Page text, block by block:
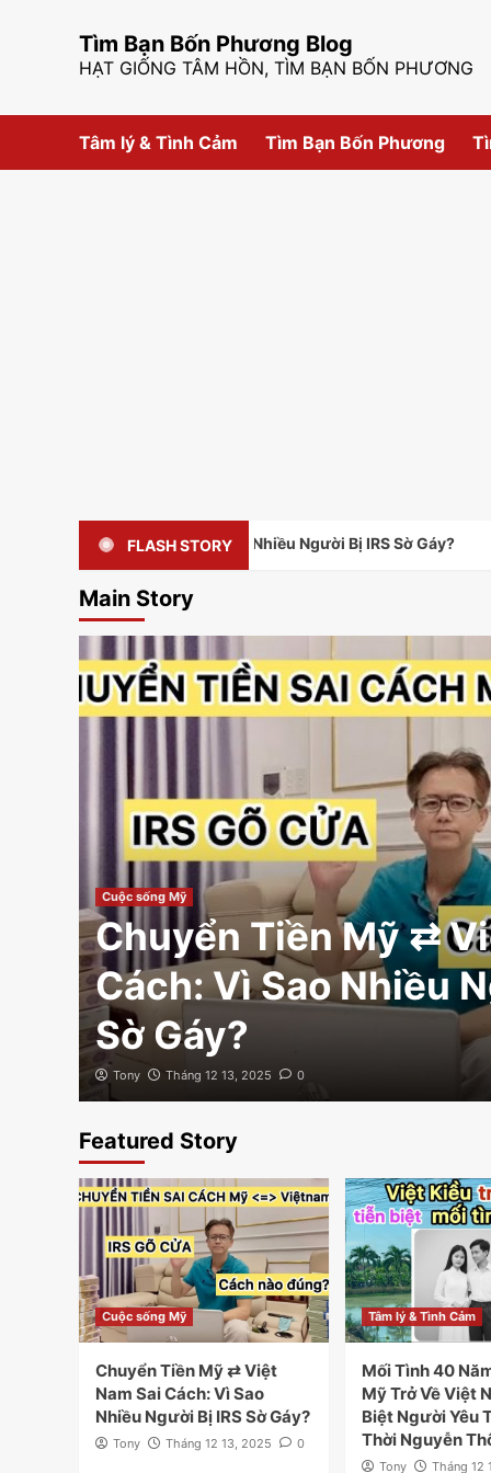
Tìm Bạn Bốn Phương Blog
HẠT GIỐNG TÂM HỒN, TÌM BẠN BỐN PHƯƠNG
Tâm lý & Tình Cảm Tìm Bạn Bốn Phương
FLASH STORY
Cách: Vì Sao Nhiều Người Bị IRS Sờ Gáy? Mối
Main Story
Cuộc sống Mỹ
Chuyển Tiền Mỹ ⇄
Cách: Vì Sao Nhiều
Sờ Gáy?
Tony Tháng 12 13, 2025 0
Featured Story
Cuộc sống Mỹ
Chuyển Tiền Mỹ ⇄ Việt
Nam Sai Cách: Vì Sao
Nhiều Người Bị IRS Sờ Gáy?
Tony Tháng 12 13, 2025 0
Tâm lý & Tình Cảm
Mối Tình 40
Mỹ Trở Về Việt
Biệt Người Yêu
Thời Nguyễn
Tony Tháng 12